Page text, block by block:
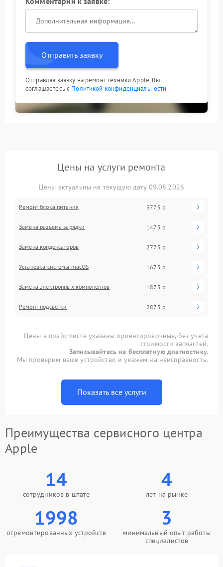
Отправить заявку
Отправляя заявку на ремонт техники Apple, Вы
соглашаетесь с Политикой конфиденциальности
Цены на услуги ремонта
Цены актуальны на текущую дату 09.08.2026
Ремонт блока питания 3775 р
Замена разъема зарядки 1475 р
Замена конденсаторов 2775 р
Установка системы macOS 1675 р
Замена электронных компонентов 1875 р
Ремонт подсветки 2875 р
Цены в прайс-листе указаны ориентировочные, без учета
стоимости запчастей.
Записывайтесь на бесплатную диагностику.
Мы проверим ваше устройство и укажем на неисправность.
Показать все услуги
Преимущества сервисного центра
Apple
14
сотрудников в штате
4
лет на рынке
1998
отремонтированных устройств
3
минимальный опыт работы
специалистов